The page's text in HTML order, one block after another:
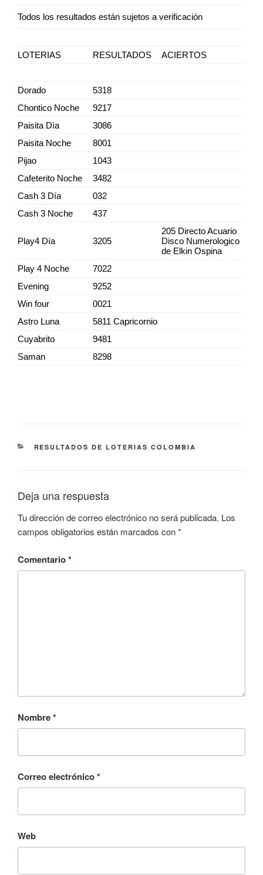
Todos los resultados están sujetos a verificación
LOTERIAS RESULTADOS ACIERTOS
Dorado
5318
Chontico Noche
9217
Paisita Dìa
3086
Paisita Noche
8001
Pijao
1043
Cafeterito Noche
3482
Cash 3 Día
032
Cash 3 Noche
437
Play4 Día 3205
205 Directo Acuario
Disco Numerologico
de Elkin Ospina
Play 4 Noche
7022
Evening
9252
Win four
0021
Astro Luna
5811 Capricornio
Cuyabrito
9481
Saman
8298
CATEGORÍAS
RESULTADOS DE LOTERIAS COLOMBIA
Deja una respuesta
Tu dirección de correo electrónico no será publicada. Los
campos obligatorios están marcados con*
Comentario*
Nombre*
Correo electrónico*
Web